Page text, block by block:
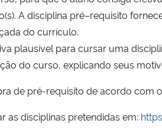
A disciplina pré–requisito
do currículo.
plausível para cursar uma
do curso, explicando seus
de pré-requisito de acordo com
as disciplinas pretendidas em: